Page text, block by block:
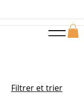
Filtrer et trier